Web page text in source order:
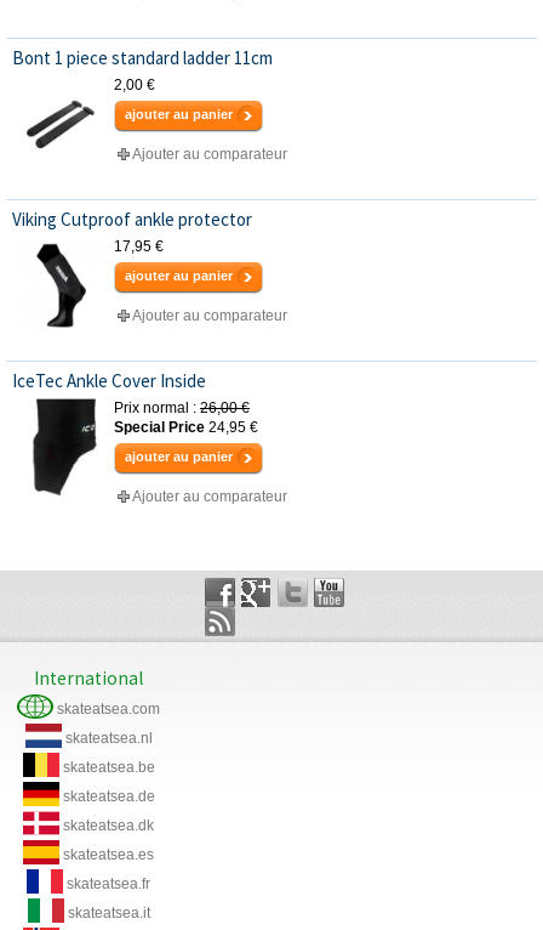
Bont 1 piece standard ladder 11cm
2,00 €
ajouter au panier
Ajouter au comparateur
Viking Cutproof ankle protector
17,95 €
ajouter au panier
Ajouter au comparateur
IceTec Ankle Cover Inside
Prix normal : 26,00 €
Special Price 24,95 €
ajouter au panier
Ajouter au comparateur
International
skateatsea.com
skateatsea.nl
skateatsea.be
skateatsea.de
skateatsea.dk
skateatsea.es
skateatsea.fr
skateatsea.it